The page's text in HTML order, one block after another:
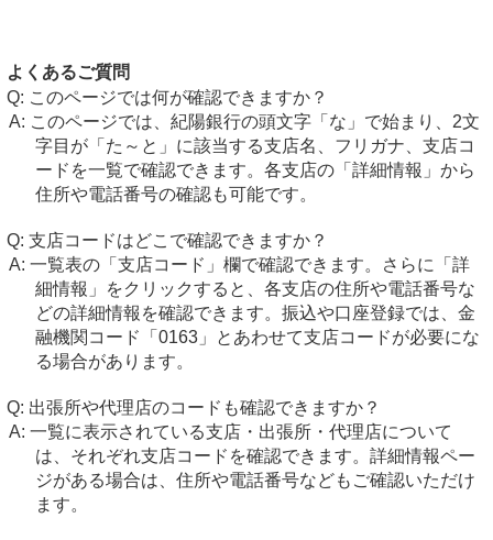
よくあるご質問
このページでは何が確認できますか？
このページでは、紀陽銀行の頭文字「な」で始まり、2文
字目が「た～と」に該当する支店名、フリガナ、支店コ
ードを一覧で確認できます。各支店の「詳細情報」から
住所や電話番号の確認も可能です。
支店コードはどこで確認できますか？
一覧表の「支店コード」欄で確認できます。さらに「詳
細情報」をクリックすると、各支店の住所や電話番号な
どの詳細情報を確認できます。振込や口座登録では、金
融機関コード「0163」とあわせて支店コードが必要にな
る場合があります。
出張所や代理店のコードも確認できますか？
一覧に表示されている支店・出張所・代理店について
は、それぞれ支店コードを確認できます。詳細情報ペー
ジがある場合は、住所や電話番号などもご確認いただけ
ます。